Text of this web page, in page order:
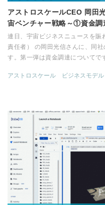
アストロスケールCEO 岡田
宙ベンチャー戦略～①資金調
連日、宇宙ビジネスニュースを
責任者） の岡田光信さんに、同
す。第一弾は資金調達についてで
アストロスケール ビジネスモデル